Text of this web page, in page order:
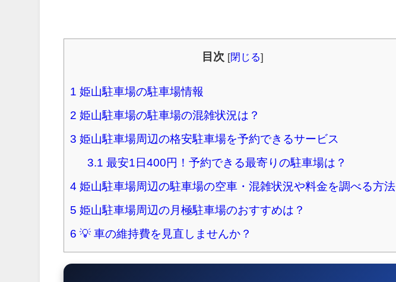
目次 [閉じる]
1 姫山駐車場の駐車場情報
2 姫山駐車場の駐車場の混雑状況は？
3 姫山駐車場周辺の格安駐車場を予約できるサービス
3.1 最安1日400円！予約できる最寄りの駐車場は？
4 姫山駐車場周辺の駐車場の空車・混雑状況や料金を調べる方法
5 姫山駐車場周辺の月極駐車場のおすすめは？
6 💡 車の維持費を見直しませんか？